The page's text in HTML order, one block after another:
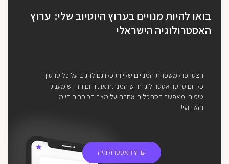
בואו להיות מנויים בערוץ היוטיוב שלי: ערוץ
האסטרולוגיה הישראלי
הצטרפו למשפחת המנויים שלי ותוכלו גם להגיב על כל סרטון :
כל יום סרטון אסטרולוגי חדש המנתח את היום החדש מעניק
טיפים ומאפשר הסתכלות אחרת על מצב הכוכבים היומי
והשבועי!
ערוץ האסטרולוגיה